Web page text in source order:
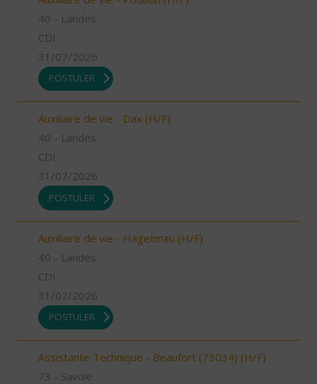
40 - Landes
CDI
31/07/2026
POSTULER
Auxiliaire de vie - Dax (H/F)
40 - Landes
CDI
31/07/2026
POSTULER
Auxiliaire de vie - Hagetmau (H/F)
40 - Landes
CDI
31/07/2026
POSTULER
Assistante Technique - Beaufort (73034) (H/F)
73 - Savoie